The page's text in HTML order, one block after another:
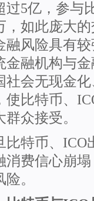
过5亿，参与
，如此庞大
融风险具有
金融机构与
社会无现金
使比特币、
群众接受。
比特币、ICO
消费信心崩
。